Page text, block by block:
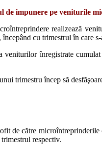
de impunere pe veniturile
realizează
începând cu trimestrul în care
veniturilor înregistrate
trimestru încep să
de către microîntreprinderile
respectiv.